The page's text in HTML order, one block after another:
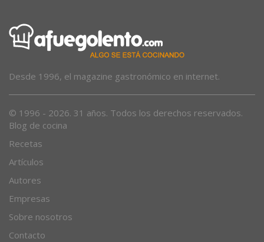
Desde 1996, el magazine gastronómico en internet.
© 1996 - 2026. 31 años. Todos los derechos reservados.
Blog de cocina
Recetas
Artículos
Autores
Empresas
Sobre nosotros
Contacto